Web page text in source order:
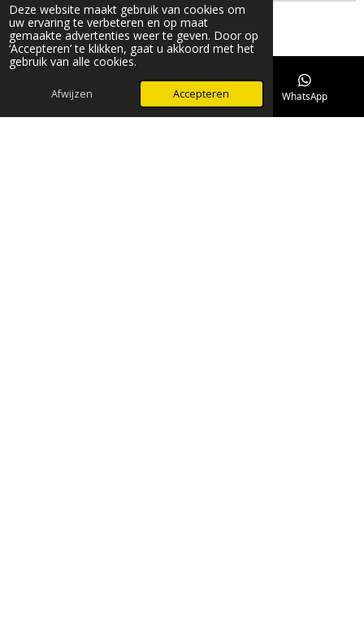
Deze website maakt gebruik van cookies om
uw ervaring te verbeteren en op maat
gemaakte advertenties weer te geven. Door op
‘Accepteren’ te klikken, gaat u akkoord met het
gebruik van alle cookies.
Afwijzen Accepteren
Delen Deel Share Delen
© 2022 - 2026 Novivet Animal Health - Meta Gloss
E-mailadres Telefoonnummer WhatsApp